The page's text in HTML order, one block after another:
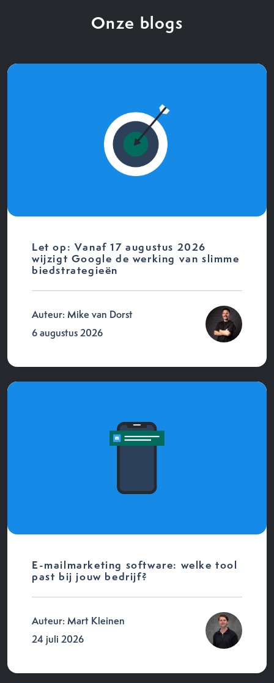
Onze blogs
Let op: Vanaf 17 augustus 2026
wijzigt Google de werking van slimme
biedstrategieën
Auteur: Mike van Dorst
6 augustus 2026
E-mailmarketing software: welke tool
past bij jouw bedrijf?
Auteur: Mart Kleinen
24 juli 2026